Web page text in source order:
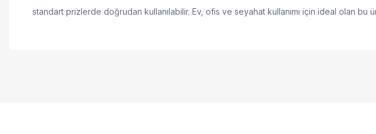
standart prizlerde doğrudan kullanılabilir. Ev, ofis ve seyahat kullanımı için ideal olan bu